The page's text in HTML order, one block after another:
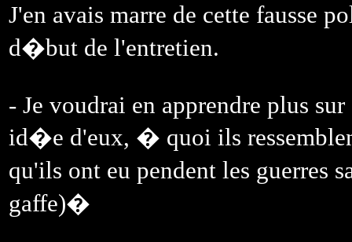
J'en avais marre de cette fausse
d�but de l'entretien.
- Je voudrai en apprendre plus
id�e d'eux, � quoi ils
qu'ils ont eu pendent les
gaffe)�